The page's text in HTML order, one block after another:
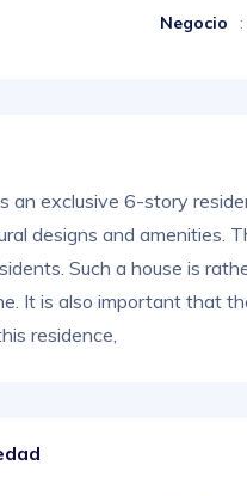
Negocio :
an exclusive 6-story
designs and amenities.
Such a house is
It is also important that
residence,